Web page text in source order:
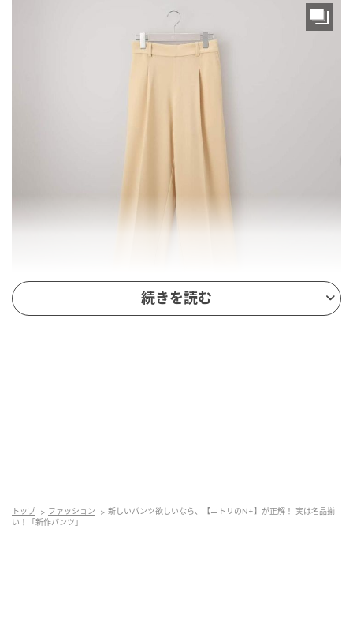
としているため、キレイめコーデにも馴染みやすいは
続きを読む
トップ ファッション
新しいパンツ欲しいなら、【ニトリのN+】が正解！ 実は名品揃
い！「新作パンツ」